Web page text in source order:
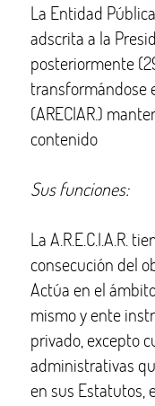
La Entidad Pública
adscrita a la
posteriormente
transformándose
(ARECIAR.)
contenido
Sus funciones:
La A.R.E.C.I.A.R.
consecución del
Actúa en el
mismo y ente
privado, excepto
administrativas
en sus Estatutos,